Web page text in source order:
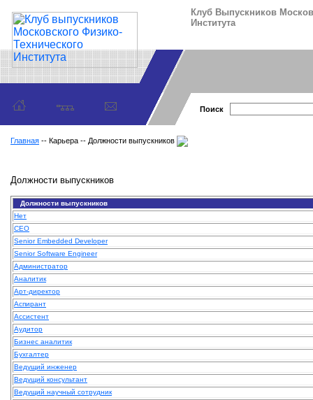
Клуб Выпускников
Института
Поиск
Главная -- Карьера -- Должности выпускников
Должности выпускников
Должности выпускников
Нет
CEO
Senior Embedded Developer
Senior Software Engineer
Администратор
Аналитик
Арт-директор
Аспирант
Ассистент
Аудитор
Бизнес аналитик
Бухгалтер
Ведущий инженер
Ведущий консультант
Ведущий научный сотрудник